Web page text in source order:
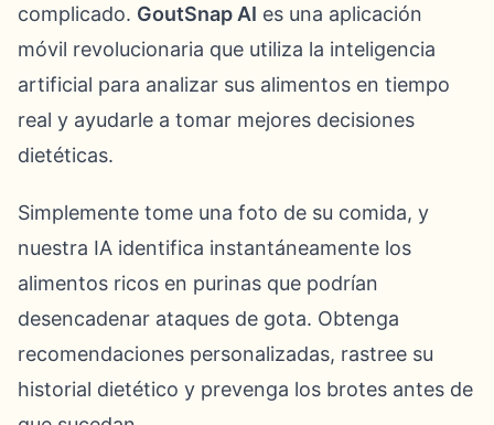
complicado. GoutSnap AI es una aplicación
móvil revolucionaria que utiliza la inteligencia
artificial para analizar sus alimentos en tiempo
real y ayudarle a tomar mejores decisiones
dietéticas.
Simplemente tome una foto de su comida, y
nuestra IA identifica instantáneamente los
alimentos ricos en purinas que podrían
desencadenar ataques de gota. Obtenga
recomendaciones personalizadas, rastree su
historial dietético y prevenga los brotes antes de